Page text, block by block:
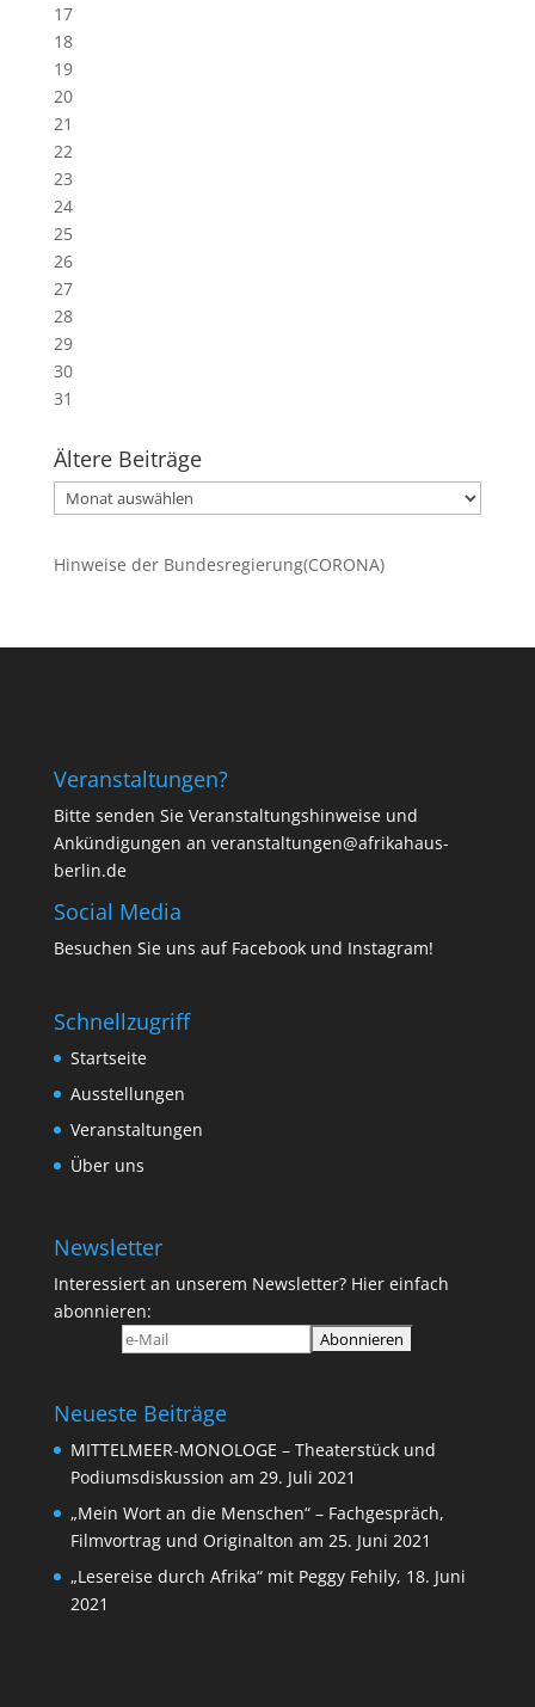
17
18
19
20
21
22
23
24
25
26
27
28
29
30
31
Ältere Beiträge
Ältere
Beiträge
Hinweise der Bundesregierung(CORONA)
Veranstaltungen?
Bitte senden Sie Veranstaltungshinweise und
Ankündigungen an veranstaltungen@afrikahaus-
berlin.de
Social Media
Besuchen Sie uns auf Facebookund Instagram!
Schnellzugriff
Startseite
Ausstellungen
Veranstaltungen
Über uns
Newsletter
Interessiert an unserem Newsletter? Hier einfach
abonnieren:
Neueste Beiträge
MITTELMEER-MONOLOGE – Theaterstück und
Podiumsdiskussion am 29. Juli 2021
„Mein Wort an die Menschen“ – Fachgespräch,
Filmvortrag und Originalton am 25. Juni 2021
„Lesereise durch Afrika“ mit Peggy Fehily, 18. Juni
2021